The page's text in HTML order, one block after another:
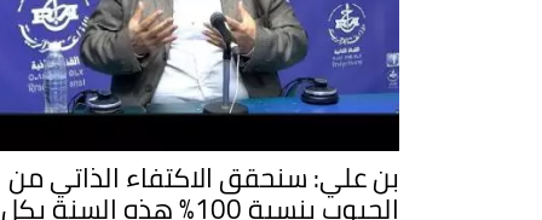
بن علي: سنحقق الاكتفاء الذاتي من
الحبوب بنسبة 100% هذه السنة بكل